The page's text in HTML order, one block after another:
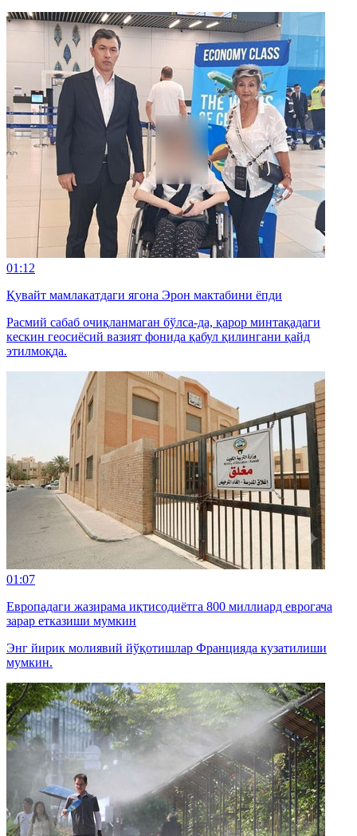
01:12
Қувайт мамлакатдаги ягона Эрон мактабини ёпди
Расмий сабаб очиқланмаган бўлса-да, қарор минтақадаги
кескин геосиёсий вазият фонида қабул қилингани қайд
этилмоқда.
01:07
Европадаги жазирама иқтисодиётга 800 миллиард еврогача
зарар етказиши мумкин
Энг йирик молиявий йўқотишлар Францияда кузатилиши
мумкин.